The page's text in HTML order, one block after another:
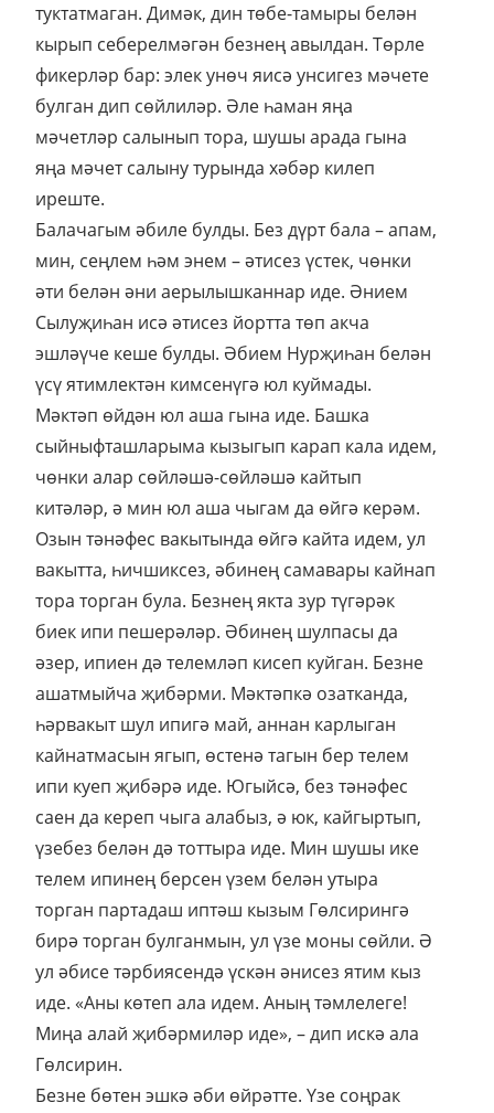
туктатмаган. Димәк, дин төбе-тамыры белән
кырып себерелмәгән безнең авылдан. Төрле
фикерләр бар: элек унөч яисә унсигез мәчете
булган дип сөйлиләр. Әле һаман яңа
мәчетләр салынып тора, шушы арада гына
яңа мәчет салыну турында хәбәр килеп
иреште.
Балачагым әбиле булды. Без дүрт бала – апам,
мин, сеңлем һәм энем – әтисез үстек, чөнки
әти белән әни аерылышканнар иде. Әнием
Сылуҗиһан исә әтисез йортта төп акча
эшләүче кеше булды. Әбием Нурҗиһан белән
үсү ятимлектән кимсенүгә юл куймады.
Мәктәп өйдән юл аша гына иде. Башка
сыйныфташларыма кызыгып карап кала идем,
чөнки алар сөйләшә-сөйләшә кайтып
китәләр, ә мин юл аша чыгам да өйгә керәм.
Озын тәнәфес вакытында өйгә кайта идем, ул
вакытта, һичшиксез, әбинең самавары кайнап
тора торган була. Безнең якта зур түгәрәк
биек ипи пешерәләр. Әбинең шулпасы да
әзер, ипиен дә телемләп кисеп куйган. Безне
ашатмыйча җибәрми. Мәктәпкә озатканда,
һәрвакыт шул ипигә май, аннан карлыган
кайнатмасын ягып, өстенә тагын бер телем
ипи куеп җибәрә иде. Югыйсә, без тәнәфес
саен да кереп чыга алабыз, ә юк, кайгыртып,
үзебез белән дә тоттыра иде. Мин шушы ике
телем ипинең берсен үзем белән утыра
торган партадаш иптәш кызым Гөлсирингә
бирә торган булганмын, ул үзе моны сөйли. Ә
ул әбисе тәрбиясендә үскән әнисез ятим кыз
иде. «Аны көтеп ала идем. Аның тәмлелеге!
Миңа алай җибәрмиләр иде», – дип искә ала
Гөлсирин.
Безне бөтен эшкә әби өйрәтте. Үзе соңрак